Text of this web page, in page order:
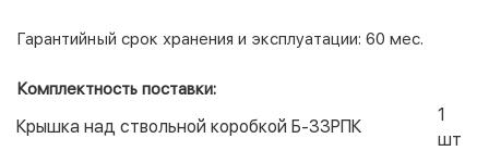
Гарантийный срок хранения и эксплуатации: 60 мес.
Комплектность поставки:
Крышка над ствольной коробкой Б-33РПК
1
шт